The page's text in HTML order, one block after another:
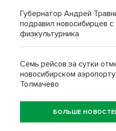
Губернатор Андрей
подравил новосибирцев
физкультурника
Семь рейсов за сутки
новосибирском аэропорту
Толмачево
БОЛЬШЕ